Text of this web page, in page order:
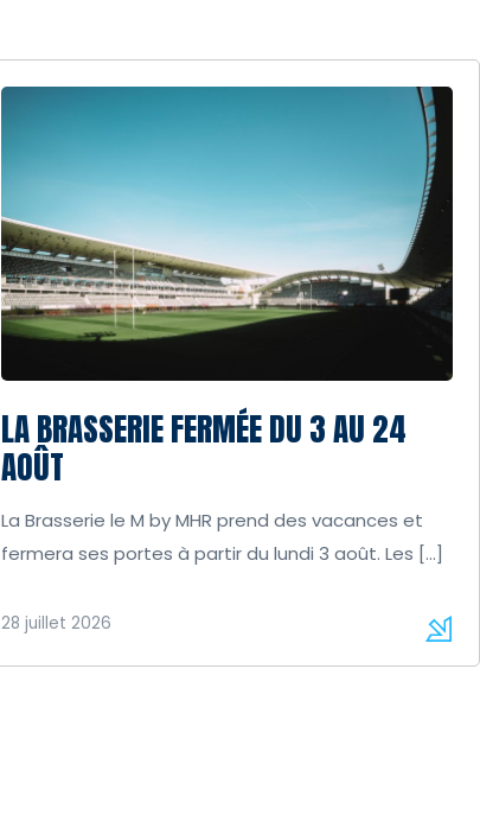
LA BRASSERIE FERMÉE DU 3 AU 24
AOÛT
La Brasserie le M by MHR prend des vacances et
fermera ses portes à partir du lundi 3 août. Les […]
28 juillet 2026